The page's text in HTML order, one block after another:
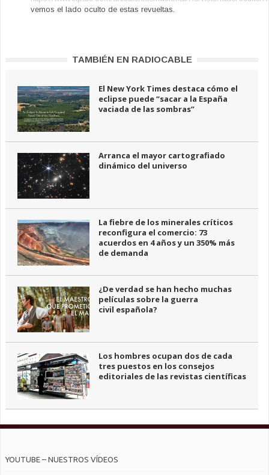
vemos el lado oculto de estas revueltas.
TAMBIÉN EN RADIOCABLE
El New York Times destaca cómo el
eclipse puede “sacar a la España
vaciada de las sombras”
Arranca el mayor cartografiado
dinámico del universo
La fiebre de los minerales críticos
reconfigura el comercio: 73
acuerdos en 4 años y un 350% más
de demanda
¿De verdad se han hecho muchas
películas sobre la guerra
civil española?
Los hombres ocupan dos de cada
tres puestos en los consejos
editoriales de las revistas científicas
YOUTUBE – NUESTROS VÍDEOS